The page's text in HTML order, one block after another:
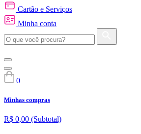
Cartão e Serviços
Minha conta
0
Minhas compras
R$ 0,00 (Subtotal)